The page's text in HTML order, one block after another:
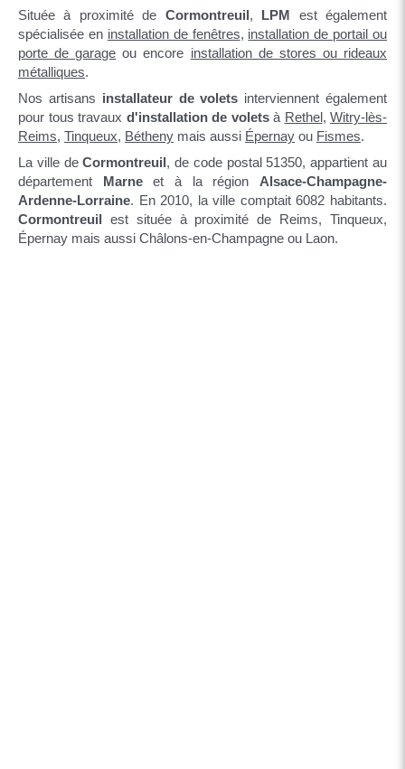
Située à proximité de Cormontreuil, LPM est également
spécialisée en installation de fenêtres, installation de portail ou
porte de garage ou encore installation de stores ou rideaux
métalliques.
Nos artisans installateur de volets interviennent également
pour tous travaux d'installation de voletsà Rethel, Witry-lès-
Reims, Tinqueux, Bétheny mais aussi Épernay ou Fismes.
La ville deCormontreuil, de code postal 51350, appartient au
département Marneet à la région Alsace-Champagne-
Ardenne-Lorraine. En 2010, la ville comptait 6082 habitants.
Cormontreuil est située à proximité de Reims, Tinqueux,
Épernay mais aussi Châlons-en-Champagne ou Laon.